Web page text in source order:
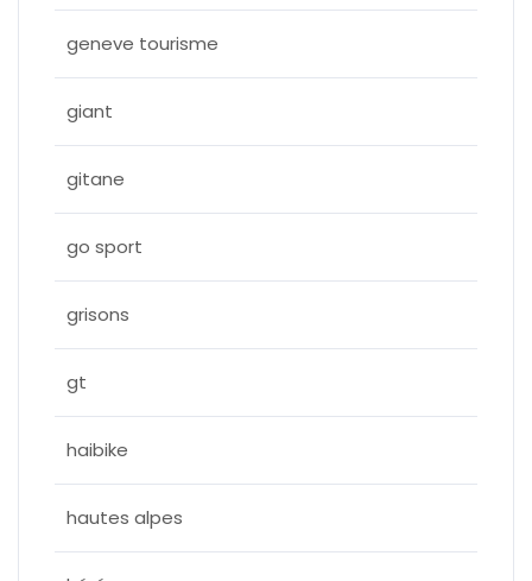
geneve tourisme
giant
gitane
go sport
grisons
gt
haibike
hautes alpes